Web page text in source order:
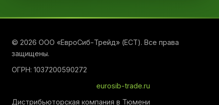
© 2026 ООО «ЕвроСиб-Трейд» (ЕСТ). Все права
защищены.
ОГРН: 1037200590272
eurosib-trade.ru
Дистрибьюторская компания в Тюмени